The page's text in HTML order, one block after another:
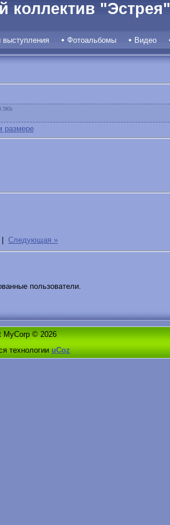
коллектив "Эстрея"
Фотоальбомы Видео
размере
Следующая »
пользователи.
MyCorp © 2026
технологииuCoz